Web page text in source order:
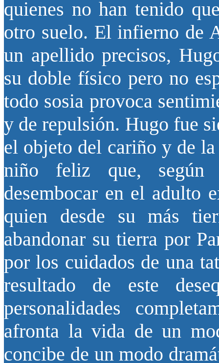
quienes no han tenido
otro suelo. El infierno de
un apellido precisos,
su doble físico pero no
todo sosia provoca
y de repulsión. Hugo fue
el objeto del cariño y de
niño feliz que, según
desembocar en el adulto
quien desde su más
abandonar su tierra por
por los cuidados de una
resultado de este
personalidades
afronta la vida de un
concibe de un modo